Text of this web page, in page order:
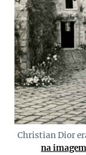
Christian Dior
na